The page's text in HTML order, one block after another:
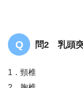
問2 乳頭突
1．頸椎